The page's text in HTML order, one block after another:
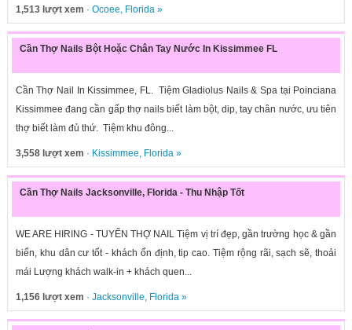
1,513 lượt xem · Ocoee, Florida»
Cần Thợ Nails Bột Hoặc Chân Tay Nước In Kissimmee FL
Cần Thợ Nail In Kissimmee, FL. Tiệm Gladiolus Nails & Spa tại Poinciana
Kissimmee đang cần gấp thợ nails biết làm bột, dip, tay chân nước, ưu tiên
thợ biết làm đủ thứ. Tiệm khu đông...
3,558 lượt xem · Kissimmee, Florida»
Cần Thợ Nails Jacksonville, Florida - Thu Nhập Tốt
WE ARE HIRING - TUYỂN THỢ NAIL Tiệm vị trí đẹp, gần trường học & gần
biển, khu dân cư tốt - khách ổn định, tip cao. Tiệm rộng rãi, sạch sẽ, thoải
mái Lượng khách walk-in + khách quen...
1,156 lượt xem · Jacksonville, Florida»